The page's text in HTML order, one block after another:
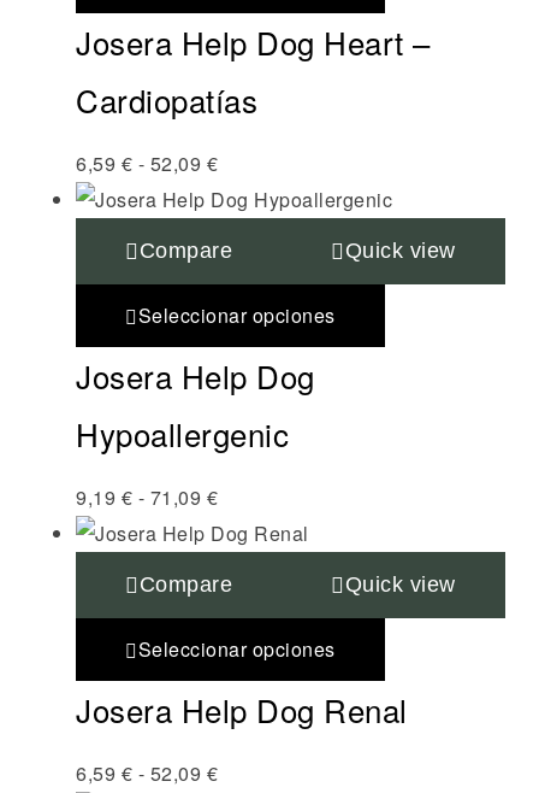
Josera Help Dog Heart –
Cardiopatías
6,59 € - 52,09 €
Compare Quick view
Seleccionar opciones
Josera Help Dog
Hypoallergenic
9,19 € - 71,09 €
Compare Quick view
Seleccionar opciones
Josera Help Dog Renal
6,59 € - 52,09 €